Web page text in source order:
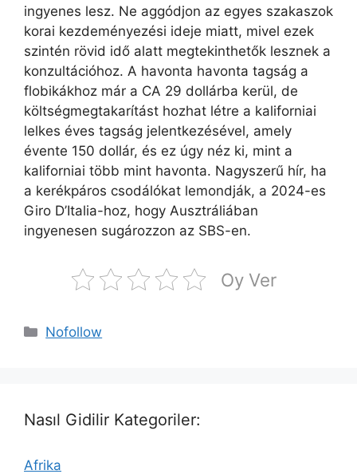
ingyenes lesz. Ne aggódjon az egyes szakaszok
korai kezdeményezési ideje miatt, mivel ezek
szintén rövid idő alatt megtekinthetők lesznek a
konzultációhoz. A havonta havonta tagság a
flobikákhoz már a CA 29 dollárba kerül, de
költségmegtakarítást hozhat létre a kaliforniai
lelkes éves tagság jelentkezésével, amely
évente 150 dollár, és ez úgy néz ki, mint a
kaliforniai több mint havonta. Nagyszerű hír, ha
a kerékpáros csodálókat lemondják, a 2024-es
Giro D’Italia-hoz, hogy Ausztráliában
ingyenesen sugározzon az SBS-en.
Oy Ver
Kategoriler
Nofollow
Nasıl Gidilir Kategoriler:
Afrika